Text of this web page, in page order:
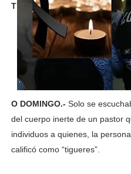
T
O DOMINGO.- Solo se
del cuerpo inerte de un pastor
individuos a quienes, la
calificó como “tigueres”.